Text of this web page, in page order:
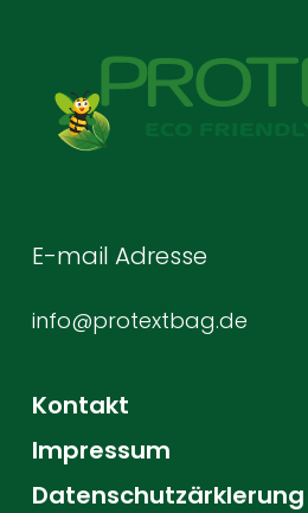
E-mail Adresse
info@protextbag.de
Kontakt
Impressum
Datenschutzärklerung